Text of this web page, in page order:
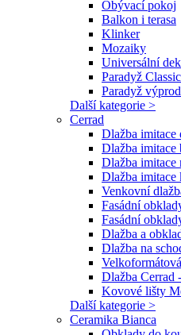
Obývací pokoj
Balkon i terasa
Klinker
Mozaiky
Universální
Paradyž
Paradyž
Další kategorie >
Cerrad
Dlažba imitace
Dlažba imitace
Dlažba imitace
Dlažba imitace
Venkovní
Fasádní
Fasádní
Dlažba a
Dlažba na
Dlažba Cerrad
Kovové lišty
Další kategorie >
Ceramika Bianca